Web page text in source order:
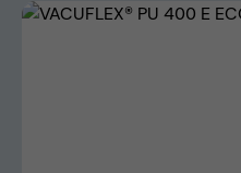
Skip image gallery